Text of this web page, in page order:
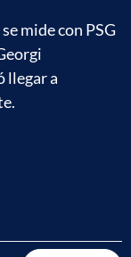
mide con PSG
llegar a